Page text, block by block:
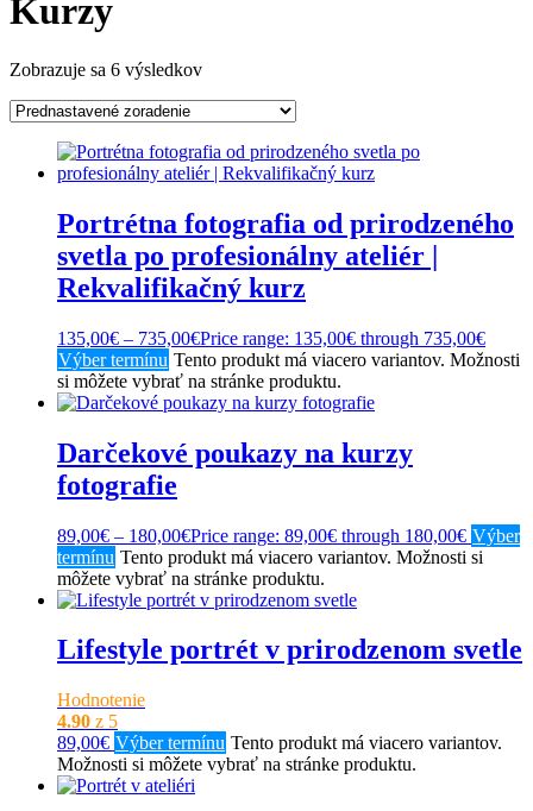
Kurzy
Zobrazuje sa 6 výsledkov
Portrétna fotografia od prirodzeného
svetla po profesionálny ateliér |
Rekvalifikačný kurz
135,00€ – 735,00€Price range: 135,00€ through 735,00€
Výber termínu Tento produkt má viacero variantov. Možnosti
si môžete vybrať na stránke produktu.
Darčekové poukazy na kurzy
fotografie
89,00€ – 180,00€Price range: 89,00€ through 180,00€ Výber
termínu Tento produkt má viacero variantov. Možnosti si
môžete vybrať na stránke produktu.
Lifestyle portrét v prirodzenom svetle
Hodnotenie
4.90 z 5
89,00€ Výber termínu Tento produkt má viacero variantov.
Možnosti si môžete vybrať na stránke produktu.